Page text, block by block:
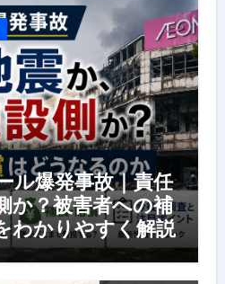
ル爆発事故｜責任
か？被害者への補
わかりやすく解説